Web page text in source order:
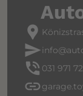
location_pin
send
phone_in_talk 031 971
link